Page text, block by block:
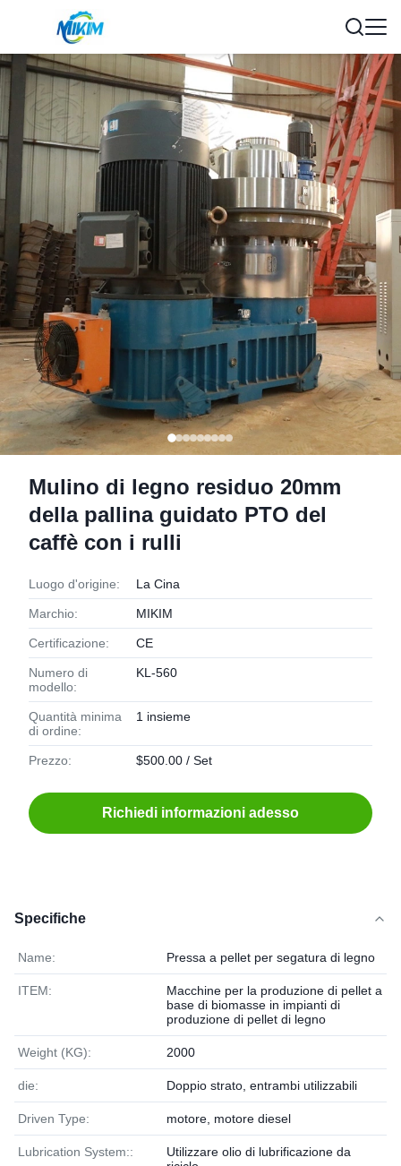
Mulino di legno residuo 20mm
della pallina guidato PTO del
caffè con i rulli
Luogo d'origine: La Cina
Marchio: MIKIM
Certificazione: CE
Numero di
modello:
KL-560
Quantità minima
di ordine:
1 insieme
Prezzo: $500.00 / Set
Richiedi informazioni adesso
Specifiche
Name: Pressa a pellet per segatura di legno
ITEM:
Macchine per la produzione di pellet a
base di biomasse in impianti di
produzione di pellet di legno
Weight (KG): 2000
die: Doppio strato, entrambi utilizzabili
Driven Type: motore, motore diesel
Lubrication System::
Utilizzare olio di lubrificazione da